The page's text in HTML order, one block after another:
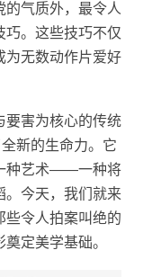
的气质外，最令人
巧。这些技巧不仅
为无数动作片爱好
要害为核心的传统
新的生命力。它
种艺术——一种将
。今天，我们就来
些令人拍案叫绝的
定美学基础。